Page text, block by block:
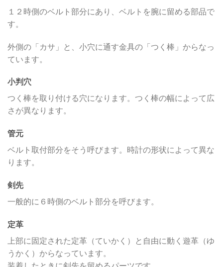
１２時側のベルト部分にあり、ベルトを腕に留める部品で
す。
外側の「カサ」と、小穴に通す金具の「つく棒」からなっ
ています。
小判穴
つく棒を取り付ける穴になります。つく棒の幅によって広
さが異なります。
管元
ベルト取付部分をそう呼びます。時計の形状によって異な
ります。
剣先
一般的に６時側のベルト部分を呼びます。
定革
上部に固定された定革（ていかく）と自由に動く遊革（ゆ
うかく）からなっています。